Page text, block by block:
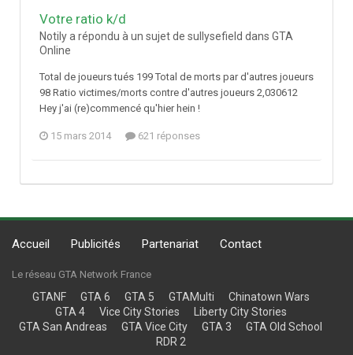
Votre ratio k/d
Notily a répondu à un sujet de sullysefield dans GTA
Online
Total de joueurs tués 199 Total de morts par d'autres joueurs
98 Ratio victimes/morts contre d'autres joueurs 2,030612
Hey j'ai (re)commencé qu'hier hein !
15 mars 2014 621 réponses
Accueil Publicités Partenariat Contact
Le réseau GTA Network France
GTANF GTA 6 GTA 5 GTAMulti
Chinatown Wars
GTA 4
Vice City Stories
Liberty City Stories
GTA San Andreas
GTA Vice City GTA 3
GTA Old School
RDR 2